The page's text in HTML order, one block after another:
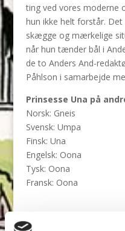
ting ved vores moderne
hun ikke helt forstår.
skægge og mærkelige
når hun tænder bål i
de to Anders And-
Påhlson i samarbejde
Prinsesse Una på
Norsk: Gneis
Svensk: Umpa
Finsk: Una
Engelsk: Oona
Tysk: Oona
Fransk: Oona